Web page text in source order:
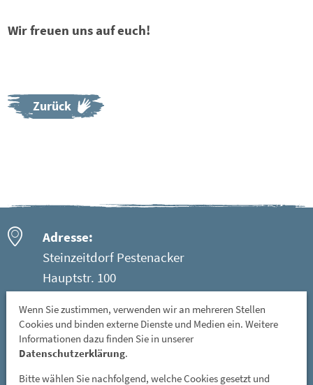
Wir freuen uns auf euch!
Zurück
Adresse:
Steinzeitdorf Pestenacker
Hauptstr. 100
Öffnungszeiten:
Mittwoch: 08 - 12 Uhr
Freitag, Samstag und Sonntag: 13 - 17 Uhr
Wenn Sie zustimmen, verwenden wir an mehreren Stellen
Cookies und binden externe Dienste und Medien ein. Weitere
Informationen dazu finden Sie in unserer
Datenschutzerklärung.
Bitte wählen Sie nachfolgend, welche Cookies gesetzt und